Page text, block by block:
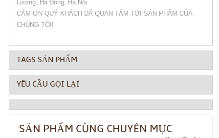
Lương, Hà Đông, Hà Nội
CẢM ƠN QUÝ KHÁCH ĐÃ QUAN TÂM TỚI SẢN PHẨM CỦA
CHÚNG TÔI!
TAGS SẢN PHẨM
YÊU CẦU GỌI LẠI
SẢN PHẨM CÙNG CHUYÊN MỤC